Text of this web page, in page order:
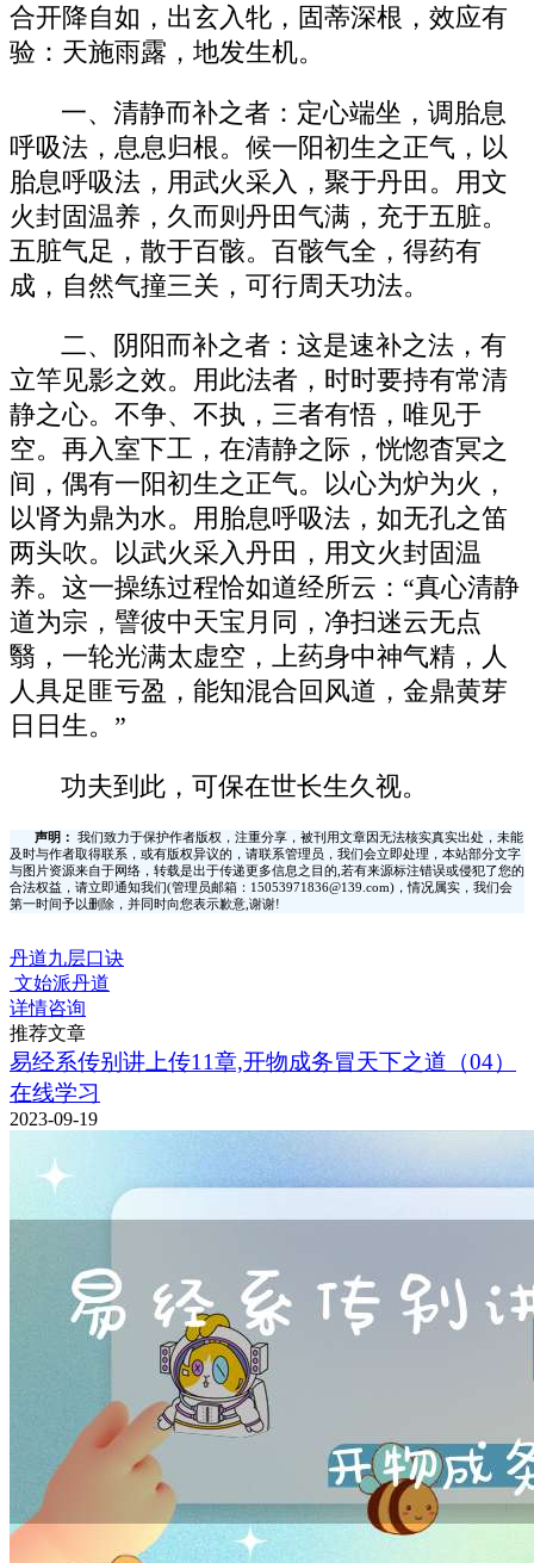
合开降自如，出玄入牝，固蒂深根，效应有
验：天施雨露，地发生机。
一、清静而补之者：定心端坐，调胎息
呼吸法，息息归根。候一阳初生之正气，以
胎息呼吸法，用武火采入，聚于丹田。用文
火封固温养，久而则丹田气满，充于五脏。
五脏气足，散于百骸。百骸气全，得药有
成，自然气撞三关，可行周天功法。
二、阴阳而补之者：这是速补之法，有
立竿见影之效。用此法者，时时要持有常清
静之心。不争、不执，三者有悟，唯见于
空。再入室下工，在清静之际，恍惚杳冥之
间，偶有一阳初生之正气。以心为炉为火，
以肾为鼎为水。用胎息呼吸法，如无孔之笛
两头吹。以武火采入丹田，用文火封固温
养。这一操练过程恰如道经所云：“真心清静
道为宗，譬彼中天宝月同，净扫迷云无点
翳，一轮光满太虚空，上药身中神气精，人
人具足匪亏盈，能知混合回风道，金鼎黄芽
日日生。”
功夫到此，可保在世长生久视。
声明：
我们致力于保护作者版权，注重分享，被刊用文章因无法核实真实出处，未能
及时与作者取得联系，或有版权异议的，请联系管理员，我们会立即处理，本站部分文字
与图片资源来自于网络，转载是出于传递更多信息之目的,若有来源标注错误或侵犯了您的
合法权益，请立即通知我们(管理员邮箱：15053971836@139.com)，情况属实，我们会
第一时间予以删除，并同时向您表示歉意,谢谢!
丹道九层口诀
文始派丹道
详情咨询
推荐文章
易经系传别讲上传11章,开物成务冒天下之道（04）
在线学习
2023-09-19